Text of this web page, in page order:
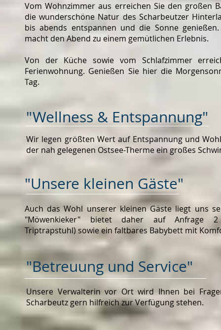
Vom Wohnzimmer aus erreichen Sie den großen
die wunderschöne Natur des Scharbeutzer
bis abends entspannen und die Sonne
macht den Abend zu einem gemütlichen Erlebnis.
Von der Küche sowie vom Schlafzimmer
Ferienwohnung. Genießen Sie hier die
Tag.
"Wellness & Entspannung"
Wir legen größten Wert auf Entspannung und
der nah gelegenen Ostsee-Therme ein großes
"Unsere kleinen Gäste"
Auch das Wohl unserer kleinen Gäste liegt uns
"Möwenkieker" bietet daher auf Anfrage 2
Triptrapstuhl) sowie ein faltbares Babybett mit
"Betreuung und Service"
Unsere Verwalterin vor Ort wird Ihnen bei
Scharbeutz gern hilfreich zur Verfügung stehen.